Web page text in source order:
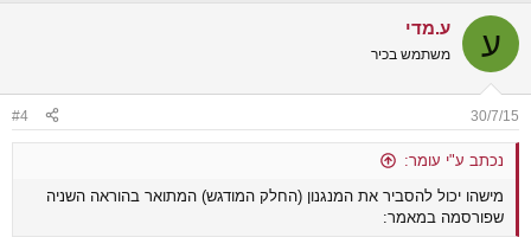
גיבוש מנגנון חישוב חדש לקצבה.
הנוסחאות האקטואריות, יאפשר למנהלי הקרנות להשקיע את כספי
הפנסיה ולייצר ערך לחוסכים תוך שמירה על יציבות קצבת הזיקנה.
בצורה זו באוצר מקווים כי זכויותיהם של החוסכים הקיימים לא ייפגעו, ובו
בזמן גם חוסכים ותיקים יוכלו להתנייד.
ע ע.מדי
משתמש בכיר
30/7/15
#4
נכתב ע"י עומר:
מישהו יכול להסביר את המנגנון (החלק המודגש) המתואר בהוראה השניה
שפורסמה במאמר: